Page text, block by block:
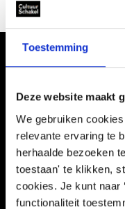
Toestemming
Deze website maakt
We gebruiken
relevante ervaring te
herhaalde bezoeken
toestaan' te klikken,
cookies. Je kunt naar
functionaliteit
Informatie
Kennisbank
Schooltijd